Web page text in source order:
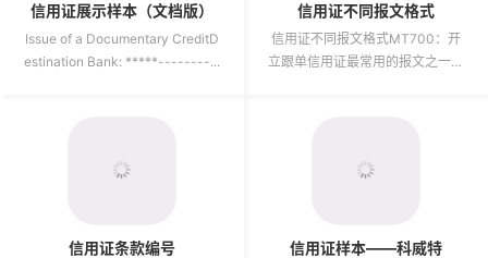
信用证展示样本（文档版）
Issue of a Documentary CreditD
estination Bank: *****--------...
信用证不同报文格式
信用证不同报文格式MT700：开
立跟单信用证最常用的报文之一，
信用证条款编号 信用证样本——科威特